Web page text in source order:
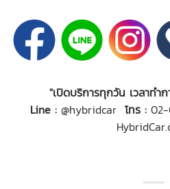
"เปิดบริการทุกวัน เวลาทำ
Line : @hybridcar โทร :